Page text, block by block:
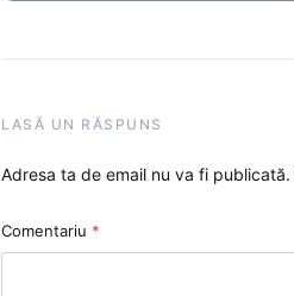
LASĂ UN RĂSPUNS
Adresa ta de email nu va fi publicată.
Comentariu *